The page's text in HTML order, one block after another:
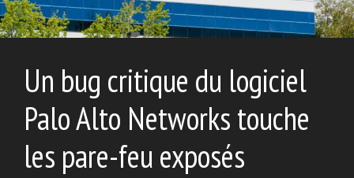
Un bug critique du logiciel
Palo Alto Networks touche
les pare-feu exposés